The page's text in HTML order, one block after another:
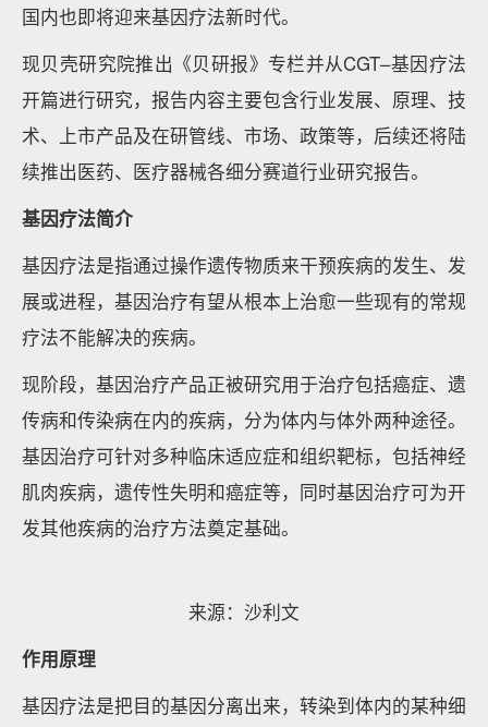
国内也即将迎来基因疗法新时代。
现贝壳研究院推出《贝研报》专栏并从CGT–基因疗法
开篇进行研究，报告内容主要包含行业发展、原理、技
术、上市产品及在研管线、市场、政策等，后续还将陆
续推出医药、医疗器械各细分赛道行业研究报告。
基因疗法简介
基因疗法是指通过操作遗传物质来干预疾病的发生、发
展或进程，基因治疗有望从根本上治愈一些现有的常规
疗法不能解决的疾病。
现阶段，基因治疗产品正被研究用于治疗包括癌症、遗
传病和传染病在内的疾病，分为体内与体外两种途径。
基因治疗可针对多种临床适应症和组织靶标，包括神经
肌肉疾病，遗传性失明和癌症等，同时基因治疗可为开
发其他疾病的治疗方法奠定基础。
来源：沙利文
作用原理
基因疗法是把目的基因分离出来，转染到体内的某种细